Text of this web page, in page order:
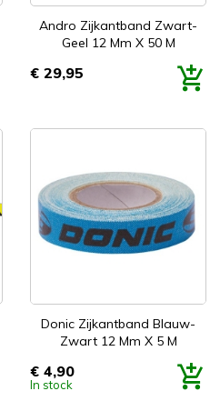
Andro Zijkantband Zwart-
Geel 12 Mm X 50 M
Prijs
€ 29,95
Donic Zijkantband Blauw-
Zwart 12 Mm X 5 M
Prijs
€ 4,90
In stock